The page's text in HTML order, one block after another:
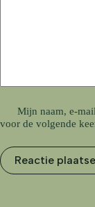
Mijn naam, e-
voor de volgende
Reactie